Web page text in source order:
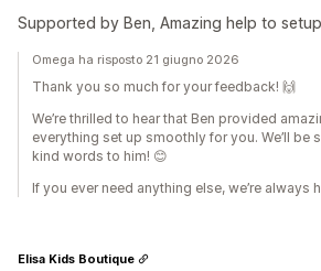
Supported by Ben, Amazing help to
Omega ha risposto 21 giugno 2026
Thank you so much for your feedback! 🙌
We’re thrilled to hear that Ben provided
everything set up smoothly for you. We’ll be
kind words to him! 😊
If you ever need anything else, we’re always
Elisa Kids Boutique